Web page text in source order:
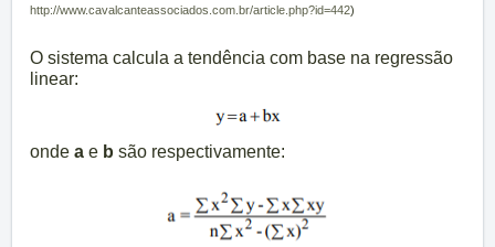
http://www.cavalcanteassociados.com.br/article.php?id=442)
O sistema calcula a tendência com base na regressão
linear:
onde a e b são respectivamente: